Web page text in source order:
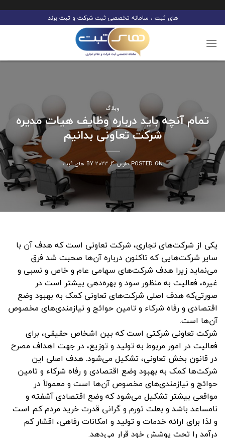
to
content
های ثبت ، سامانه تخصصی ثبت شرکت و ثبت برند
وبلاگ
تمام آنچه باید درباره وظایف هیات مدیره
شرکت تعاونی بدانیم
POSTED ON مارس 4, 2023 BY های ثبت
یکی از شرکت‌های تجاری، شرکت تعاونی است که هدف آن با
سایر شرکت‌هایی که تاکنون درباره آن‌ها صحبت شد فرق
می‌نماید زیرا هدف شرکت‌های سهامی عام و خاص و نسبی و
غیره، فعالیت به منظور سود و بهره‌دهی بیشتر است در
صورتی‌که هدف اصلی شرکت‌های تعاونی کمک به بهبود وضع
اقتصادی و رفاه شرکاء و تامین حوائج و نیازمندی‌های مخصوص
آن‌ها است.
شرکت تعاونی شرکتی است که بین اشخاص حقیقی، برای
فعالیت در امور مربوط به تولید و توزیع، در جهت اهداف مصرح
در قانون بخش تعاونی، تشکیل می‌شود. هدف اصلی این
شرکت‌ها کمک به بهبود وضع اقتصادی و رفاه شرکاء و تامین
حوائج و نیازمندی‌های مخصوص آن‌ها است و معمولاَ در
مواقعی بیشتر تشکیل می‌شود که وضع اقتصادی آشفته و
نامساعد باشد و بعلت تورم و گرانی قدرت خرید مردم کم است
و لذا برای ارائه خدمات و تولید و امکانات رفاهی، اقشار کم
درآمد را تحت پوشش خود قرار می‌دهد.